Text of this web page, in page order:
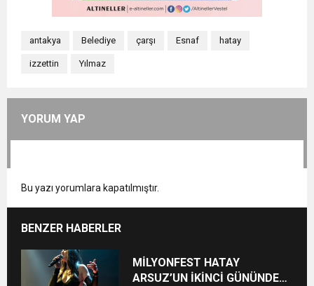
antakya Belediye çarşı Esnaf hatay
izzettin Yılmaz
YORUM YAP
Bu yazı yorumlara kapatılmıştır.
BENZER HABERLER
MİLYONFEST HATAY
ARSUZ’UN İKİNCİ GÜNÜNDE